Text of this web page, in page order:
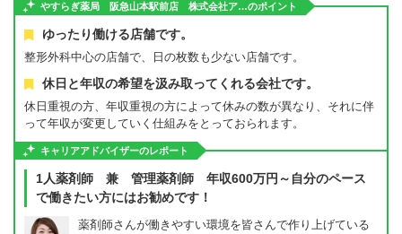
やすらぎ薬局 阪急山本駅前店 株式会社ア…のポイント
ゆったり働ける店舗です。
整形外科中心の店舗で、日の枚数も少ない店舗です。
休日と年収の希望を汲み取ってくれる会社です。
休日重視の方、年収重視の方によって休みの数が異なり、それに伴
って年収が変更していく仕組みをとっておられます。
キャリアアドバイザーのレポート
1人薬剤師 兼 管理薬剤師 年収600万円～自分のペース
で働きたい方にはお勧めです！
薬剤師さんが働きやすい環境を皆さんで作り上げている